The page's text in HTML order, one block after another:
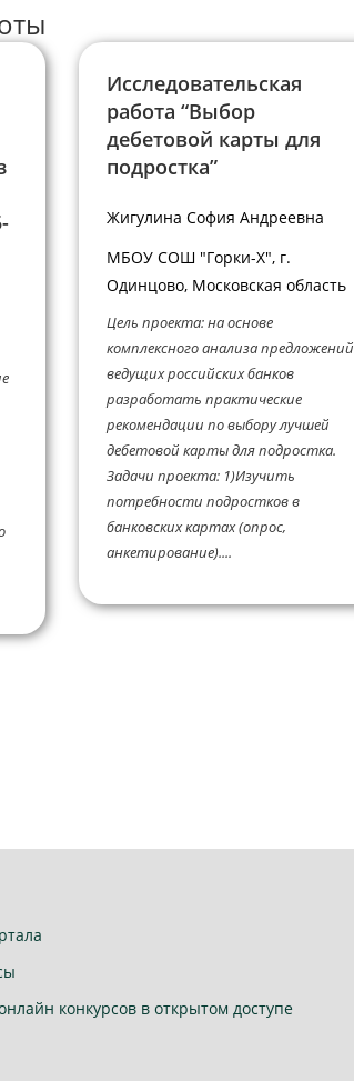
Исследовательская
работа “Выбор
дебетовой карты для
подростка”
Жигулина София Андреевна
МБОУ СОШ "Горки-X", г.
Одинцово, Московская область
Цель проекта: на основе
комплексного анализа предложений
ведущих российских банков
разработать практические
рекомендации по выбору лучшей
дебетовой карты для подростка.
Задачи проекта: 1)Изучить
потребности подростков в
банковских картах (опрос,
анкетирование)....
конкурсов в открытом доступе